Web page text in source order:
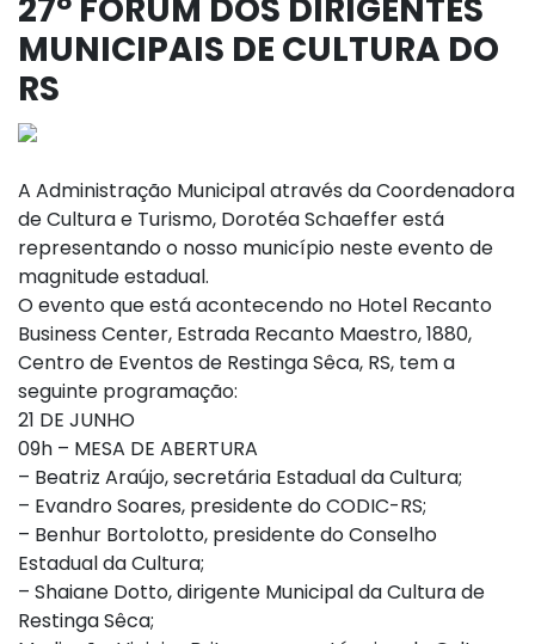
27º FÓRUM DOS DIRIGENTES
MUNICIPAIS DE CULTURA DO
RS
A Administração Municipal através da Coordenadora
de Cultura e Turismo, Dorotéa Schaeffer está
representando o nosso município neste evento de
magnitude estadual.
O evento que está acontecendo no Hotel Recanto
Business Center, Estrada Recanto Maestro, 1880,
Centro de Eventos de Restinga Sêca, RS, tem a
seguinte programação:
21 DE JUNHO
09h – MESA DE ABERTURA
– Beatriz Araújo, secretária Estadual da Cultura;
– Evandro Soares, presidente do CODIC-RS;
– Benhur Bortolotto, presidente do Conselho
Estadual da Cultura;
– Shaiane Dotto, dirigente Municipal da Cultura de
Restinga Sêca;